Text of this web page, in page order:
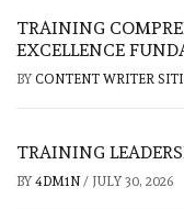
TRAINING
EXCELLENCE
BY CONTENT WRITER SITI
TRAINING
BY 4DM1N / JULY 30, 2026